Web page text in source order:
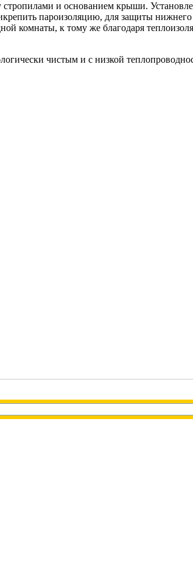
стропилами и основанием крыши.
пароизоляцию, для защиты
комнаты, к тому же благодаря
чистым и с низкой